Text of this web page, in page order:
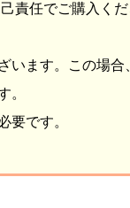
責任でご購入くだ
います。この場
。
要です。